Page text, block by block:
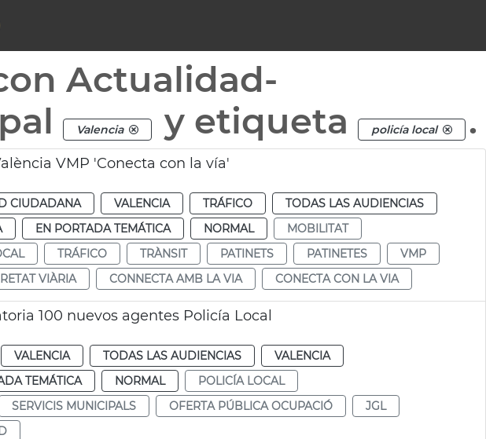
Actualidad-
Valencia y etiqueta policía local .
VMP 'Conecta con la vía'
CIUDADANA VALENCIA TRÁFICO
TODAS LAS AUDIENCIAS
EN PORTADA TEMÁTICA NORMAL
MOBILITAT
TRÁFICO TRÀNSIT PATINETS PATINETES
VMP
VIÀRIA CONNECTA AMB LA VIA CONECTA CON LA VIA
100 nuevos agentes Policía Local
VALENCIA TODAS LAS AUDIENCIAS
VALENCIA
TEMÁTICA NORMAL
POLICÍA LOCAL
SERVICIS MUNICIPALS OFERTA PÚBLICA OCUPACIÓ
JGL